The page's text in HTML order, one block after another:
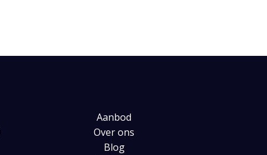
Aanbod
Over ons
Blog